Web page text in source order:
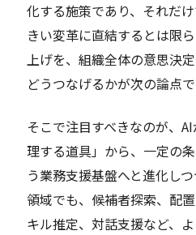
化する施策であり、それだ
きい変革に直結するとは限
上げを、組織全体の意思決
どうつなげるかが次の論点で
そこで注目すべきなのが、
理する道具」から、一定の
う業務支援基盤へと進化し
領域でも、候補者探索、配
キル推定、対話支援など、